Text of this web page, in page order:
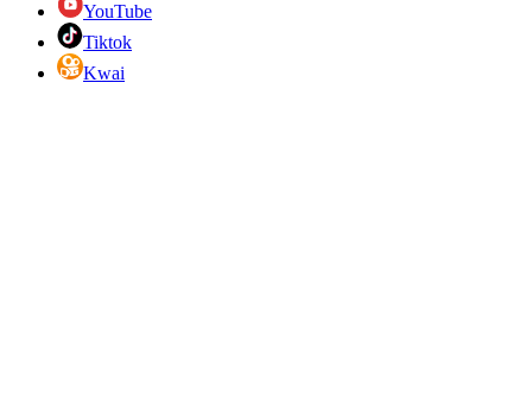
YouTube
Tiktok
Kwai